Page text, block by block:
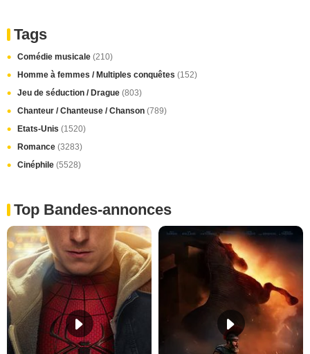
Tags
Comédie musicale (210)
Homme à femmes / Multiples conquêtes (152)
Jeu de séduction / Drague (803)
Chanteur / Chanteuse / Chanson (789)
Etats-Unis (1520)
Romance (3283)
Cinéphile (5528)
Top Bandes-annonces